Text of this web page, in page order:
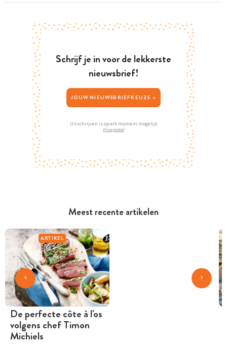
Meest recente artikelen
ARTIKEL
De perfecte côte à l'os
volgens chef Timon
Michiels
Schrijf je in voor de lekkerste
nieuwsbrief!
JOUW NIEUWSBRIEFKEUZE >
Uitschrijven is op elk moment mogelijk
Privacybeleid